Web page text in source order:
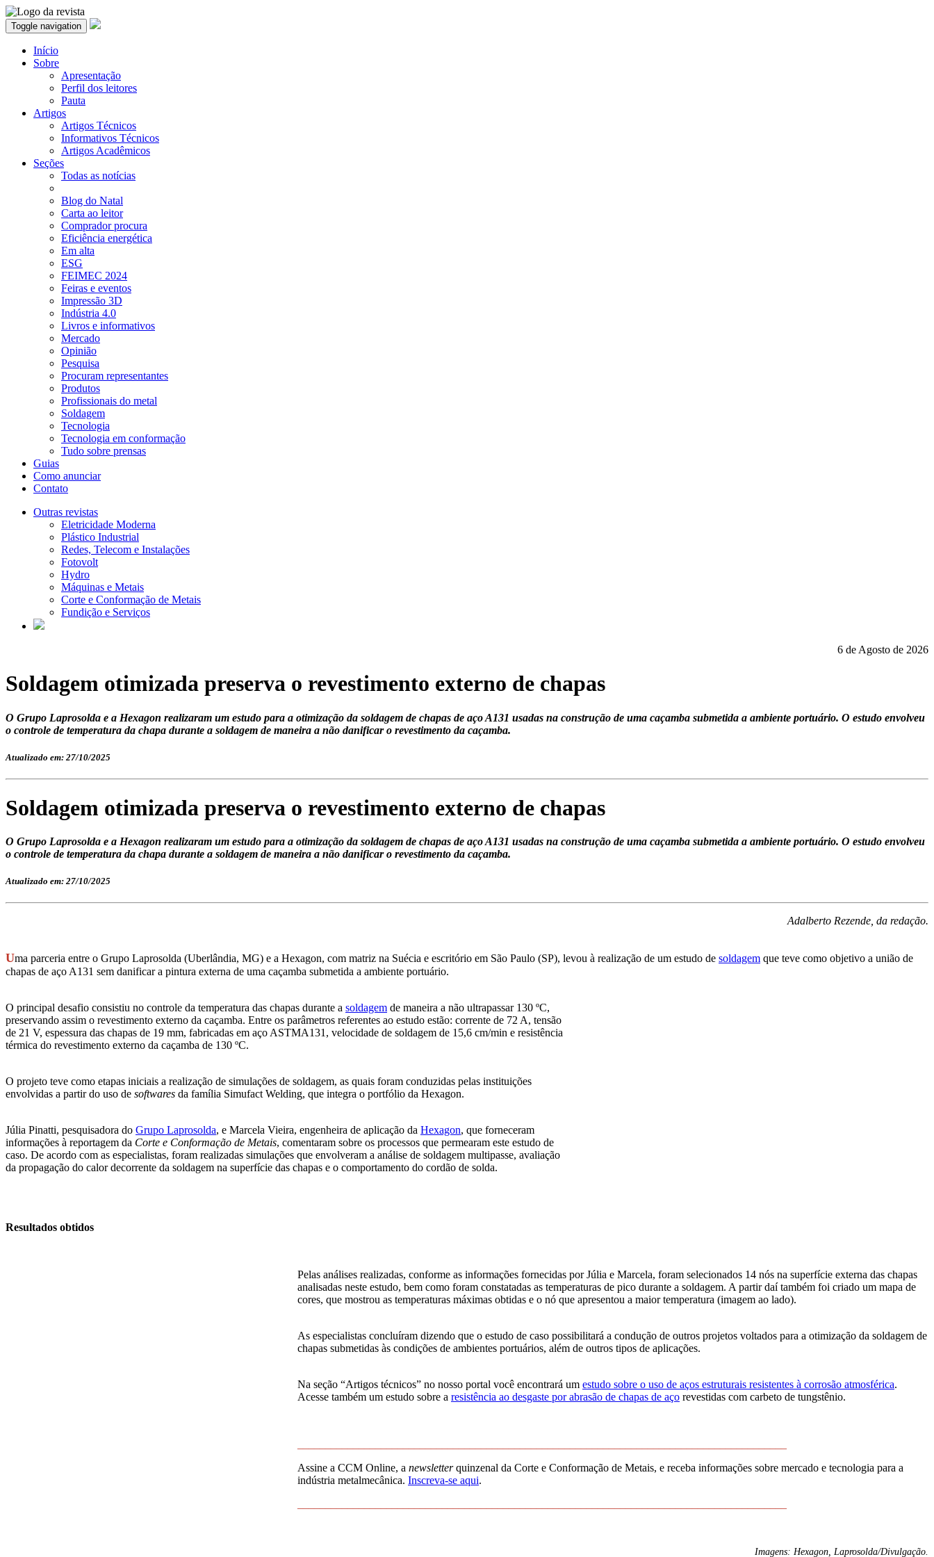
Toggle navigation
Início
Sobre
Apresentação
Perfil dos leitores
Pauta
Artigos
Artigos Técnicos
Informativos Técnicos
Artigos Acadêmicos
Seções
Todas as notícias
Blog do Natal
Carta ao leitor
Comprador procura
Eficiência energética
Em alta
ESG
FEIMEC 2024
Feiras e eventos
Impressão 3D
Indústria 4.0
Livros e informativos
Mercado
Opinião
Pesquisa
Procuram representantes
Produtos
Profissionais do metal
Soldagem
Tecnologia
Tecnologia em conformação
Tudo sobre prensas
Guias
Como anunciar
Contato
Outras revistas
Eletricidade Moderna
Plástico Industrial
Redes, Telecom e Instalações
Fotovolt
Hydro
Máquinas e Metais
Corte e Conformação de Metais
Fundição e Serviços
6 de Agosto de 2026
Soldagem otimizada preserva o revestimento externo de chapas
O Grupo Laprosolda e a Hexagon realizaram um estudo para a otimização da soldagem de chapas de aço A131 usadas na construção de uma caçamba submetida a ambiente portuário. O estudo envolveu
o controle de temperatura da chapa durante a soldagem de maneira a não danificar o revestimento da caçamba.
Atualizado em: 27/10/2025
Soldagem otimizada preserva o revestimento externo de chapas
O Grupo Laprosolda e a Hexagon realizaram um estudo para a otimização da soldagem de chapas de aço A131 usadas na construção de uma caçamba submetida a ambiente portuário. O estudo envolveu
o controle de temperatura da chapa durante a soldagem de maneira a não danificar o revestimento da caçamba.
Atualizado em: 27/10/2025
Adalberto Rezende, da redação.
Uma parceria entre o Grupo Laprosolda (Uberlândia, MG) e a Hexagon, com matriz na Suécia e escritório em São Paulo (SP), levou à realização de um estudo de soldagem que teve como objetivo a união de
chapas de aço A131 sem danificar a pintura externa de uma caçamba submetida a ambiente portuário.
O principal desafio consistiu no controle da temperatura das chapas durante a soldagem de maneira a não ultrapassar 130 ºC,
preservando assim o revestimento externo da caçamba. Entre os parâmetros referentes ao estudo estão: corrente de 72 A, tensão
de 21 V, espessura das chapas de 19 mm, fabricadas em aço ASTMA131, velocidade de soldagem de 15,6 cm/min e resistência
térmica do revestimento externo da caçamba de 130 ºC.
O projeto teve como etapas iniciais a realização de simulações de soldagem, as quais foram conduzidas pelas instituições
envolvidas a partir do uso de softwares da família Simufact Welding, que integra o portfólio da Hexagon.
Júlia Pinatti, pesquisadora do Grupo Laprosolda, e Marcela Vieira, engenheira de aplicação da Hexagon, que forneceram
informações à reportagem da Corte e Conformação de Metais, comentaram sobre os processos que permearam este estudo de
caso. De acordo com as especialistas, foram realizadas simulações que envolveram a análise de soldagem multipasse, avaliação
da propagação do calor decorrente da soldagem na superfície das chapas e o comportamento do cordão de solda.
Resultados obtidos
Pelas análises realizadas, conforme as informações fornecidas por Júlia e Marcela, foram selecionados 14 nós na superfície externa das chapas
analisadas neste estudo, bem como foram constatadas as temperaturas de pico durante a soldagem. A partir daí também foi criado um mapa de
cores, que mostrou as temperaturas máximas obtidas e o nó que apresentou a maior temperatura (imagem ao lado).
As especialistas concluíram dizendo que o estudo de caso possibilitará a condução de outros projetos voltados para a otimização da soldagem de
chapas submetidas às condições de ambientes portuários, além de outros tipos de aplicações.
Na seção “Artigos técnicos” no nosso portal você encontrará um estudo sobre o uso de aços estruturais resistentes à corrosão atmosférica.
Acesse também um estudo sobre a resistência ao desgaste por abrasão de chapas de aço revestidas com carbeto de tungstênio.
Assine a CCM Online, a newsletterquinzenal da Corte e Conformação de Metais, e receba informações sobre mercado e tecnologia para a
indústria metalmecânica. Inscreva-se aqui.
Imagens: Hexagon, Laprosolda/Divulgação.